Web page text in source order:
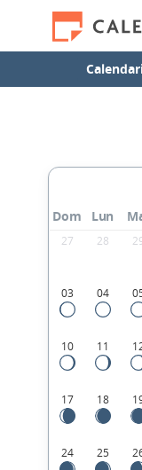
Dom Lun
27 28
03 04
10 11
17 18
24 25